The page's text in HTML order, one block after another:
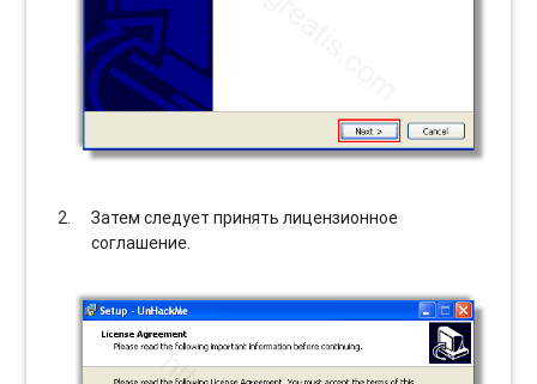
Затем следует принять лицензионное
соглашение.